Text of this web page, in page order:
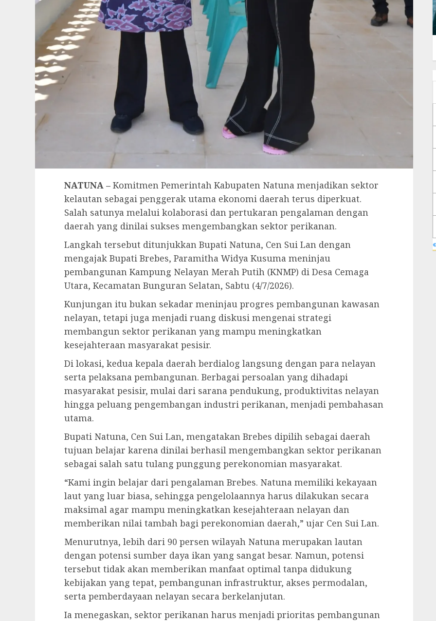
NATUNA – Komitmen Pemerintah Kabupaten Natuna menjadikan sektor
kelautan sebagai penggerak utama ekonomi daerah terus diperkuat.
Salah satunya melalui kolaborasi dan pertukaran pengalaman dengan
daerah yang dinilai sukses mengembangkan sektor perikanan.
Langkah tersebut ditunjukkan Bupati Natuna, Cen Sui Lan dengan
mengajak Bupati Brebes, Paramitha Widya Kusuma meninjau
pembangunan Kampung Nelayan Merah Putih (KNMP) di Desa Cemaga
Utara, Kecamatan Bunguran Selatan, Sabtu (4/7/2026).
Kunjungan itu bukan sekadar meninjau progres pembangunan kawasan
nelayan, tetapi juga menjadi ruang diskusi mengenai strategi
membangun sektor perikanan yang mampu meningkatkan
kesejahteraan masyarakat pesisir.
Di lokasi, kedua kepala daerah berdialog langsung dengan para nelayan
serta pelaksana pembangunan. Berbagai persoalan yang dihadapi
masyarakat pesisir, mulai dari sarana pendukung, produktivitas nelayan
hingga peluang pengembangan industri perikanan, menjadi pembahasan
utama.
Bupati Natuna, Cen Sui Lan, mengatakan Brebes dipilih sebagai daerah
tujuan belajar karena dinilai berhasil mengembangkan sektor perikanan
sebagai salah satu tulang punggung perekonomian masyarakat.
“Kami ingin belajar dari pengalaman Brebes. Natuna memiliki kekayaan
laut yang luar biasa, sehingga pengelolaannya harus dilakukan secara
maksimal agar mampu meningkatkan kesejahteraan nelayan dan
memberikan nilai tambah bagi perekonomian daerah,” ujar Cen Sui Lan.
Menurutnya, lebih dari 90 persen wilayah Natuna merupakan lautan
dengan potensi sumber daya ikan yang sangat besar. Namun, potensi
tersebut tidak akan memberikan manfaat optimal tanpa didukung
kebijakan yang tepat, pembangunan infrastruktur, akses permodalan,
serta pemberdayaan nelayan secara berkelanjutan.
Ia menegaskan, sektor perikanan harus menjadi prioritas pembangunan